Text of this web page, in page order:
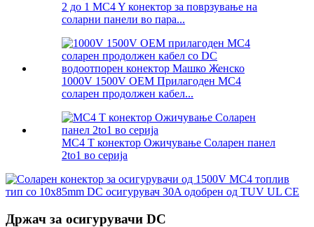
2 до 1 MC4 Y конектор за поврзување на
соларни панели во пара...
1000V 1500V OEM Прилагоден MC4
соларен продолжен кабел...
MC4 T конектор Ожичување Соларен панел
2to1 во серија
Држач за осигурувачи DC